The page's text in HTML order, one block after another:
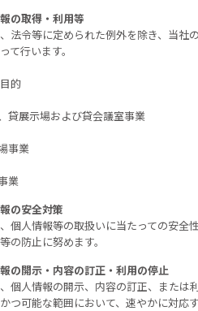
の取得・利用等
法令等に定められた例外を除き、当社
て行います。
的
貸展示場および貸会議室事業
事業
業
の安全対策
個人情報等の取扱いに当たっての安全
の防止に努めます。
の開示・内容の訂正・利用の停止
個人情報の開示、内容の訂正、または
つ可能な範囲において、速やかに対応